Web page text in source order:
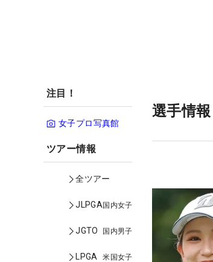
注目！
女子プロ写真館
ツアー情報
全ツアー
JLPGA国内女子
JGTO 国内男子
LPGA 米国女子
選手情報